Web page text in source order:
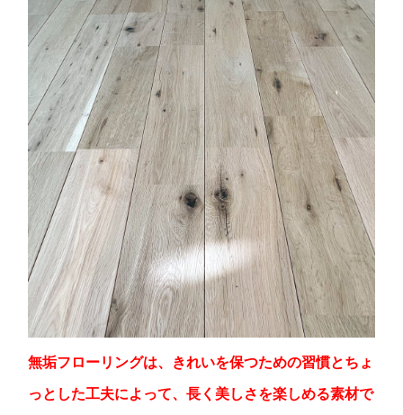
無垢フローリングは、きれいを保つための習慣とちょ
っとした工夫によって、長く美しさを楽しめる素材で